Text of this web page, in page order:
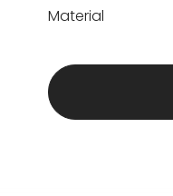
Material